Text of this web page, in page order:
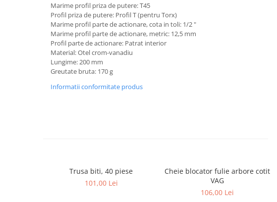
Mercedes-Benz
Marime profil priza de putere: T45
Profil priza de putere: Profil T (pentru Torx)
Marime profil parte de actionare, cota in toli: 1/2 "
Marime profil parte de actionare, metric: 12,5 mm
Profil parte de actionare: Patrat interior
Material: Otel crom-vanadiu
Lungime: 200 mm
Greutate bruta: 170 g
Informatii conformitate produs
Trusa biti, 40 piese
101,00 Lei
Cheie blocator fulie arbore cotit
VAG
106,00 Lei